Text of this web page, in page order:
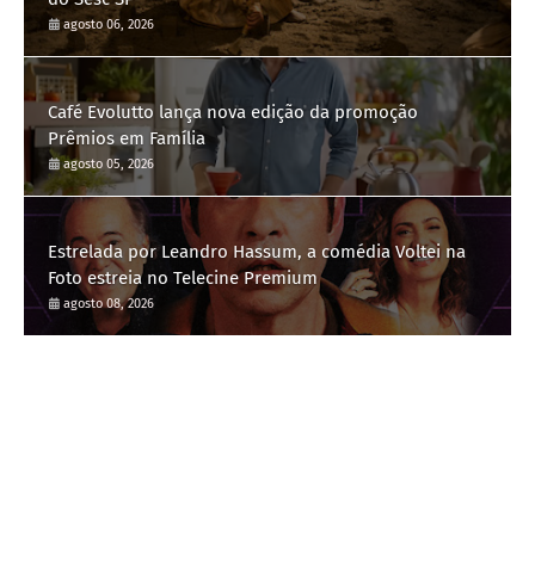
agosto 06, 2026
Café Evolutto lança nova edição da promoção
Prêmios em Família
agosto 05, 2026
Estrelada por Leandro Hassum, a comédia Voltei na
Foto estreia no Telecine Premium
agosto 08, 2026